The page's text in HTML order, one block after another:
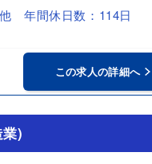
年間休日数：114日
この求人の詳細へ
)